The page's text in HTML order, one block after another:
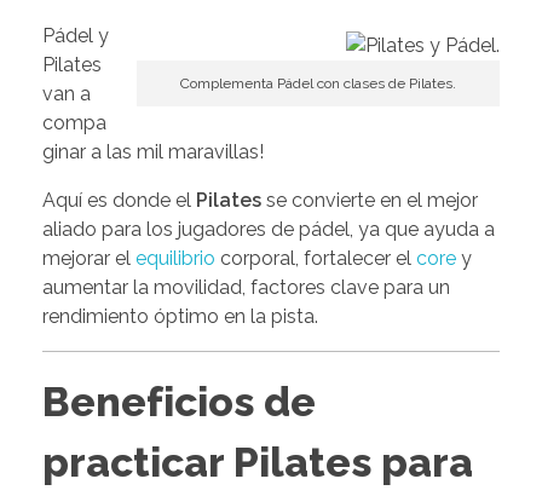
Complementa Pádel con clases de Pilates.
Pádel y
Pilates
van a
compa
ginar a las mil maravillas!
Aquí es donde el Pilates se convierte en el mejor
aliado para los jugadores de pádel, ya que ayuda a
mejorar el equilibrio corporal, fortalecer el core y
aumentar la movilidad, factores clave para un
rendimiento óptimo en la pista.
Beneficios de
practicar Pilates para